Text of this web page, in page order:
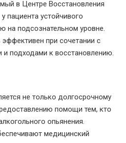
в Центре Восстановления
пациента устойчивого
на подсознательном уровне.
при сочетании с
и подходами к восстановлению.
не только долгосрочному
помощи тем, кто
опьянения.
медицинский